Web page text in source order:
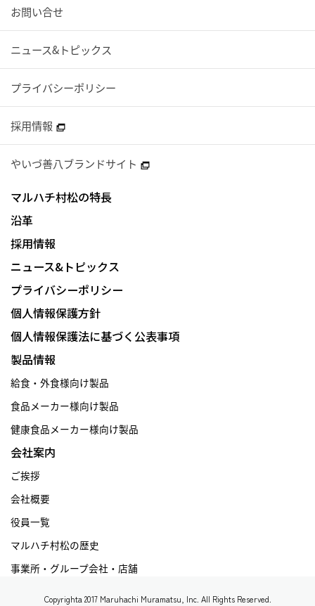
お問い合せ
ニュース&トピックス
プライバシーポリシー
採用情報
やいづ善八ブランドサイト
マルハチ村松の特長
沿革
採用情報
ニュース&トピックス
プライバシーポリシー
個人情報保護方針
個人情報保護法に基づく公表事項
製品情報
給食・外食様向け製品
食品メーカー様向け製品
健康食品メーカー様向け製品
会社案内
ご挨拶
会社概要
役員一覧
マルハチ村松の歴史
事業所・グループ会社・店舗
Copyrighta 2017 Maruhachi Muramatsu, Inc. All Rights Reserved.